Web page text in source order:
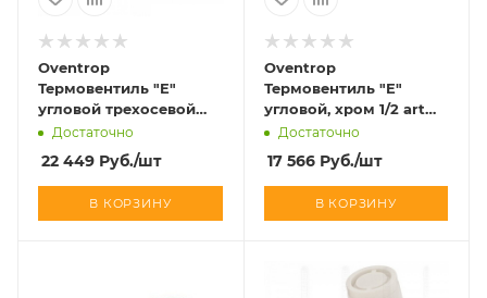
Oventrop
Термовентиль "E"
угловой трехосевой
левый, белый 1/2 art
Достаточно
22 449 Руб./шт
В КОРЗИНУ
Oventrop
Термовентиль "E"
угловой, хром 1/2 art
1163052
Достаточно
17 566Руб./шт
В КОРЗИНУ